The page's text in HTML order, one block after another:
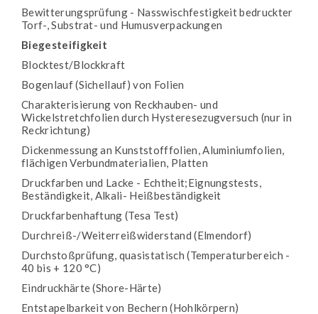
Bewitterungsprüfung - Nasswischfestigkeit bedruckter
Torf-, Substrat- und Humusverpackungen
Biegesteifigkeit
Blocktest/Blockkraft
Bogenlauf (Sichellauf) von Folien
Charakterisierung von Reckhauben- und
Wickelstretchfolien durch Hysteresezugversuch (nur in
Reckrichtung)
Dickenmessung an Kunststofffolien, Aluminiumfolien,
flächigen Verbundmaterialien, Platten
Druckfarben und Lacke - Echtheit;Eignungstests,
Beständigkeit, Alkali- Heißbeständigkeit
Druckfarbenhaftung (Tesa Test)
Durchreiß-/Weiterreißwiderstand (Elmendorf)
Durchstoßprüfung, quasistatisch (Temperaturbereich -
40 bis + 120 °C)
Eindruckhärte (Shore-Härte)
Entstapelbarkeit von Bechern (Hohlkörpern)